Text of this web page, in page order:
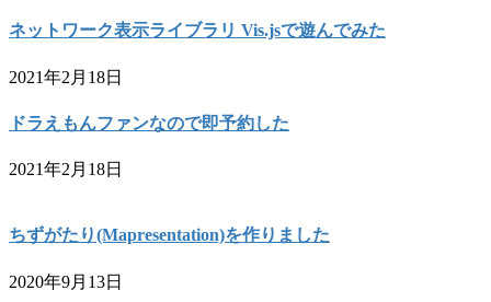
ネットワーク表示ライブラリ Vis.jsで遊んでみた
2021年2月18日
ドラえもんファンなので即予約した
2021年2月18日
ちずがたり(Mapresentation)を作りました
2020年9月13日